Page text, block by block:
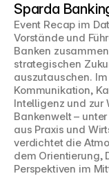
Sparda
Event Recap im
Vorstände und
Banken
strategischen
auszutauschen.
Kommunikation,
Intelligenz und zur
Bankenwelt –
aus Praxis und
verdichtet die
dem Orientierung,
Perspektiven im